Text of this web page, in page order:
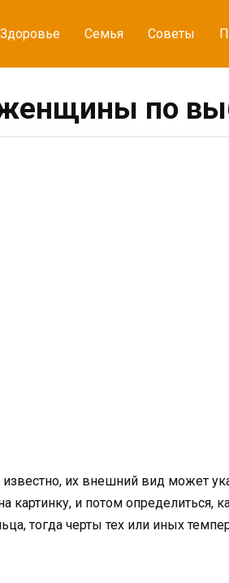
Здоровье Семья Советы
по
их внешний вид может
картинку, и потом определиться,
тогда черты тех или иных